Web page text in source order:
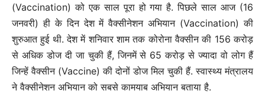
(Vaccination) को एक साल पूरा हो गया है. पिछले साल आज (16
जनवरी) ही के दिन देश में वैक्सीनेशन अभियान (Vaccination) की
शुरुआत हुई थी. देश में शनिवार शाम तक कोरोना वैक्सीन की 156 करोड़
से अधिक डोज दी जा चुकी हैं, जिनमें से 65 करोड़ से ज्यादा वो लोग हैं
जिन्हें वैक्सीन (Vaccine) की दोनों डोज मिल चुकी हैं. स्वास्थ्य मंत्रालय
ने वैक्सीनेशन अभियान को सबसे कामयाब अभियान बताया है.